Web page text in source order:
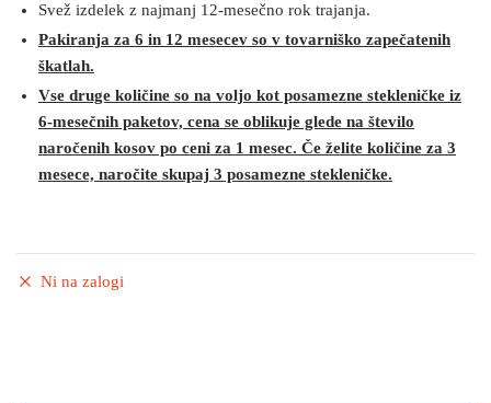
Svež izdelek z najmanj 12-mesečno rok trajanja.
Pakiranja za 6 in 12 mesecev so v tovarniško zapečatenih
škatlah.
Vse druge količine so na voljo kot posamezne stekleničke iz
6-mesečnih paketov, cena se oblikuje glede na število
naročenih kosov po ceni za 1 mesec. Če želite količine za 3
mesece, naročite skupaj 3 posamezne stekleničke.
Ni na zalogi